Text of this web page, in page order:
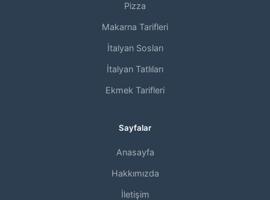
Pizza
Makarna Tarifleri
İtalyan Sosları
İtalyan Tatlıları
Ekmek Tarifleri
Sayfalar
Anasayfa
Hakkımızda
İletişim